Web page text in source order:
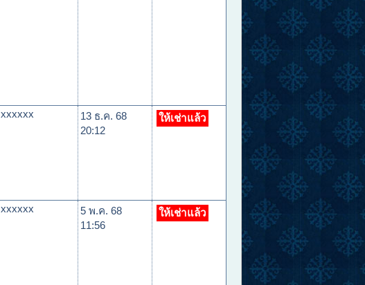
xxxxxx
13 ธ.ค. 68
20:12
ให้เช่าแล้ว
xxxxxx
5 พ.ค. 68
11:56
ให้เช่าแล้ว